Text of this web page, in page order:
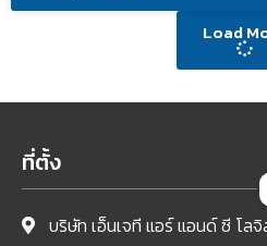
Load
ที่ตั้ง
บริษัท เอ็นเจที แอร์ แอนด์ ซี โล